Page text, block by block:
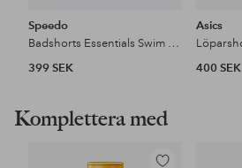
Speedo
Badshorts Essentials Swim Short 16"
399 SEK
Asics
400 SEK
Komplettera med